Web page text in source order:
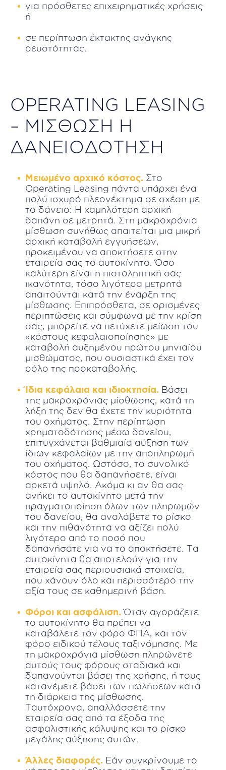
για πρόσθετες επιχειρηματικές χρήσεις
ή
σε περίπτωση έκτακτης ανάγκης
ρευστότητας.
OPERATING LEASING
– ΜΙΣΘΩΣΗ Η
ΔΑΝΕΙΟΔΟΤΗΣΗ
Μειωμένο αρχικό κόστος. Στο
Οperating Leasing πάντα υπάρχει ένα
πολύ ισχυρό πλεονέκτημα σε σχέση με
το δάνειο: Η χαμηλότερη αρχική
δαπάνη σε μετρητά. Στη μακροχρόνια
μίσθωση συνήθως απαιτείται μια μικρή
αρχική καταβολή εγγυήσεων,
προκειμένου να αποκτήσετε στην
εταιρεία σας το αυτοκίνητο. Όσο
καλύτερη είναι η πιστοληπτική σας
ικανότητα, τόσο λιγότερα μετρητά
απαιτούνται κατά την έναρξη της
μίσθωσης. Επιπρόσθετα, σε ορισμένες
περιπτώσεις και σύμφωνα με την κρίση
σας, μπορείτε να πετύχετε μείωση του
«κόστους κεφαλαιοποίησης» με
καταβολή αυξημένου πρώτου μηνιαίου
μισθώματος, που ουσιαστικά έχει τον
ρόλο της προκαταβολής.
Ίδια κεφάλαια και ιδιοκτησία. Βάσει
της μακροχρόνιας μίσθωσης, κατά τη
λήξη της δεν θα έχετε την κυριότητα
του οχήματος. Στην περίπτωση
χρηματοδότησης μέσω δανείου,
επιτυγχάνεται βαθμιαία αύξηση των
ίδιων κεφαλαίων με την αποπληρωμή
του οχήματος. Ωστόσο, το συνολικό
κόστος που θα δαπανήσετε, είναι
αρκετά υψηλό. Ακόμα κι αν θα σας
ανήκει το αυτοκίνητο μετά την
πραγματοποίηση όλων των πληρωμών
του δανείου, θα αναλάβετε το ρίσκο
και την πιθανότητα να αξίζει πολύ
λιγότερο από το ποσό που
δαπανήσατε για να το αποκτήσετε. Τα
αυτοκίνητα θα αποτελούν για την
εταιρεία σας περιουσιακά στοιχεία,
που χάνουν όλο και περισσότερο την
αξία τους σε καθημερινή βάση.
Φόροι και ασφάλιση. Όταν αγοράζετε
το αυτοκίνητο θα πρέπει να
καταβάλετε τον φόρο ΦΠΑ, και τον
φόρο ειδικού τέλους ταξινόμησης. Με
τη μακροχρόνια μίσθωση πληρώνετε
αυτούς τους φόρους σταδιακά και
δαπανούνται βάσει της χρήσης, ή τους
κατανέμετε βάσει των πωλήσεων κατά
τη διάρκεια της μίσθωσης.
Ταυτόχρονα, απαλλάσσετε την
εταιρεία σας από τα έξοδα της
ασφαλιστικής κάλυψης και το ρίσκο
μεγάλης αύξησης αυτών.
Άλλες διαφορές. Εάν συγκρίνουμε το